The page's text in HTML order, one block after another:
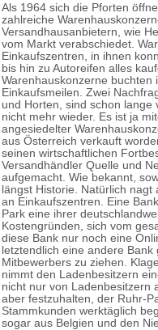
Als 1964 sich die Pforten
zahlreiche
Versandhausanbietern, wie
vom Markt verabschiedet.
Einkaufszentren, in ihnen
bis hin zu Autoreifen alles
Warenhauskonzerne
Einkaufsmeilen. Zwei
und Horten, sind schon
nicht mehr wieder. Es ist ja
angesiedelter
aus Österreich verkauft
seinen wirtschaftlichen
Versandhändler Quelle und
aufgemacht. Wie bekannt,
längst Historie. Natürlich
an Einkaufszentren. Eine
Park eine ihrer
Kostengründen, sich vom
diese Bank nur noch eine
letztendlich eine andere
Mitbewerbers zu ziehen.
nimmt den Ladenbesitzern
nicht nur von Ladenbesitzern
aber festzuhalten, der Ruhr-
Stammkunden werktäglich
sogar aus Belgien und den